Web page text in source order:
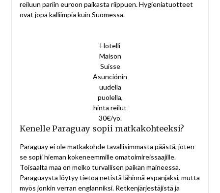
reiluun pariin euroon paikasta riippuen. Hygieniatuotteet
ovat jopa kalliimpia kuin Suomessa.
Hotelli
Maison
Suisse
Asunciónin
uudella
puolella,
hinta reilut
30€/yö.
Kenelle Paraguay sopii matkakohteeksi?
Paraguay ei ole matkakohde tavallisimmasta päästä, joten
se sopii hieman kokeneemmille omatoimireissaajille.
Toisaalta maa on melko turvallisen paikan maineessa.
Paraguaysta löytyy tietoa netistä lähinnä espanjaksi, mutta
myös jonkin verran englanniksi. Retkenjärjestäjistä ja